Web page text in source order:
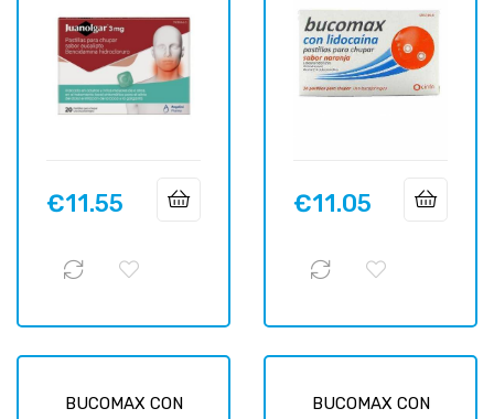
Price
€11.55 Price
€11.05
BUCOMAX CON
BUCOMAX CON